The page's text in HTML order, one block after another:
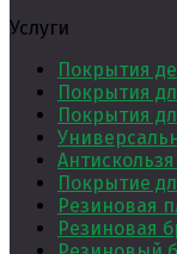
Услуги
Покрытия
Покрытия
Покрытия
Покрытие
Резиновая
Резиновая